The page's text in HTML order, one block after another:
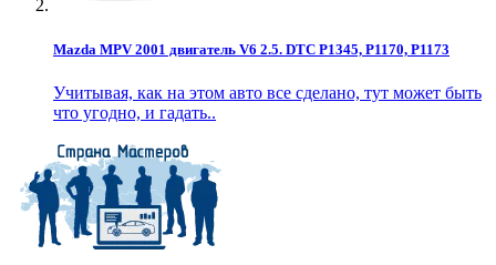
Mazda MPV 2001 двигатель V6 2.5. DTC P1345, P1170, P1173
Учитывая, как на этом авто все сделано, тут может быть
что угодно, и гадать..